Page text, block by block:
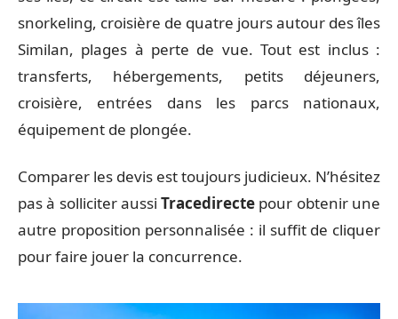
snorkeling, croisière de quatre jours autour des îles
Similan, plages à perte de vue. Tout est inclus :
transferts, hébergements, petits déjeuners,
croisière, entrées dans les parcs nationaux,
équipement de plongée.
Comparer les devis est toujours judicieux. N’hésitez
pas à solliciter aussiTracedirecte pour obtenir une
autre proposition personnalisée : il suffit de cliquer
pour faire jouer la concurrence.